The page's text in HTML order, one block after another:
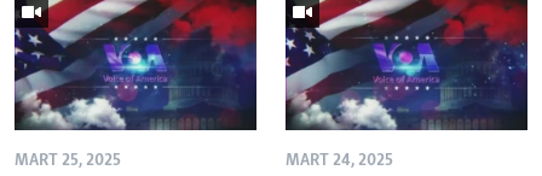
MART 25, 2025 MART 24, 2025